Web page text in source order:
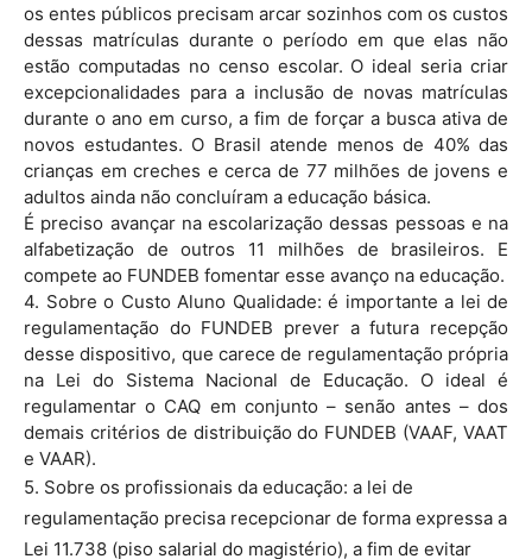
os entes públicos precisam arcar sozinhos com os custos
dessas matrículas durante o período em que elas não
estão computadas no censo escolar. O ideal seria criar
excepcionalidades para a inclusão de novas matrículas
durante o ano em curso, a fim de forçar a busca ativa de
novos estudantes. O Brasil atende menos de 40% das
crianças em creches e cerca de 77 milhões de jovens e
adultos ainda não concluíram a educação básica.
É preciso avançar na escolarização dessas pessoas e na
alfabetização de outros 11 milhões de brasileiros. E
compete ao FUNDEB fomentar esse avanço na educação.
4. Sobre o Custo Aluno Qualidade: é importante a lei de
regulamentação do FUNDEB prever a futura recepção
desse dispositivo, que carece de regulamentação própria
na Lei do Sistema Nacional de Educação. O ideal é
regulamentar o CAQ em conjunto – senão antes – dos
demais critérios de distribuição do FUNDEB (VAAF, VAAT
e VAAR).
5. Sobre os profissionais da educação: a lei de
regulamentação precisa recepcionar de forma expressa a
Lei 11.738 (piso salarial do magistério), a fim de evitar